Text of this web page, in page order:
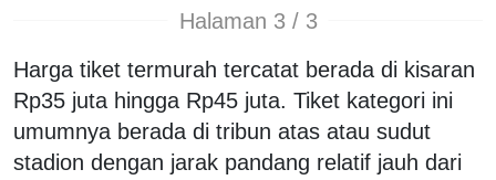
Halaman 3 / 3
Harga tiket termurah tercatat berada di kisaran
Rp35 juta hingga Rp45 juta. Tiket kategori ini
umumnya berada di tribun atas atau sudut
stadion dengan jarak pandang relatif jauh dari